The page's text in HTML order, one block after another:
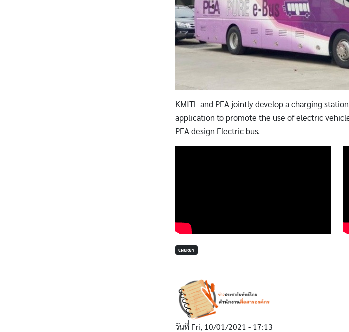
KMITL and PEA jointly develop a charging
application to promote the use of electric
PEA design Electric bus.
ENERGY
วันที่ Fri, 10/01/2021 - 17:13